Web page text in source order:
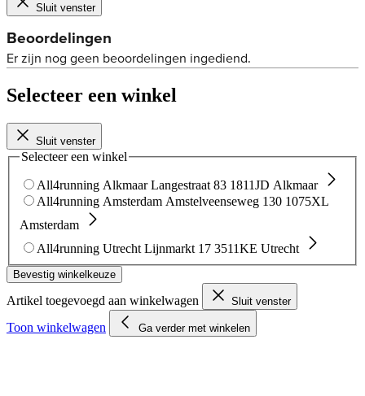
Sluit venster
Selecteer een winkel
Sluit venster
Selecteer een winkel
All4running Alkmaar Langestraat 83 1811JD Alkmaar
All4running Amsterdam Amstelveenseweg 130 1075XL
Amsterdam
All4running Utrecht Lijnmarkt 17 3511KE Utrecht
Bevestig winkelkeuze
Artikel toegevoegd aan winkelwagen Sluit venster
Toon winkelwagen Ga verder met winkelen